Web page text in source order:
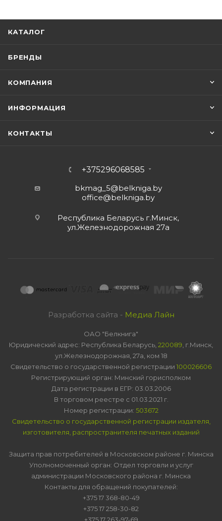
КАТАЛОГ
БРЕНДЫ
КОМПАНИЯ
ИНФОРМАЦИЯ
КОНТАКТЫ
+375296068585
bkmag_5@belkniga.by
office@belkniga.by
Республика Беларусь г.Минск,
ул.Железнодорожная 27а
Разработка сайта - Медиа Лайн
ОАО "Белкнига"
Юридический адрес: Республика Беларусь, 220089 , г.Минск,
ул.Железнодорожная, 27а, ком 18
Свидетельство о государственной регистрации 100026606
Регистрирующий орган: Минский горисполком
Дата регистрации в ЕГР: 03.03.2006
В торговом реестре с 01.03.2021 г.
Номер регистрации: 503672
Свидетельство о государственной регистрации издателя,
изготовителя, распространителя печатных изданий
Защита прав потребителей в Московском районе г. Минска
Уполномоченный орган: Отдел торговли и услуг
администрации Московского района г. Минска
Контакты для обращений покупателей:
+375 17 368-80-49
+375 17 258-30-82